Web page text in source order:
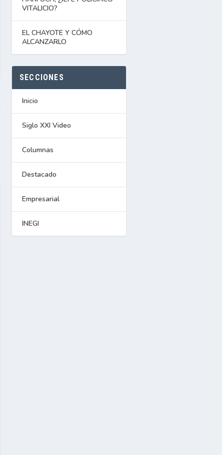
VITALICIO?
EL CHAYOTE Y CÓMO
ALCANZARLO
SECCIONES
Inicio
Siglo XXI Video
Columnas
Destacado
Empresarial
INEGI